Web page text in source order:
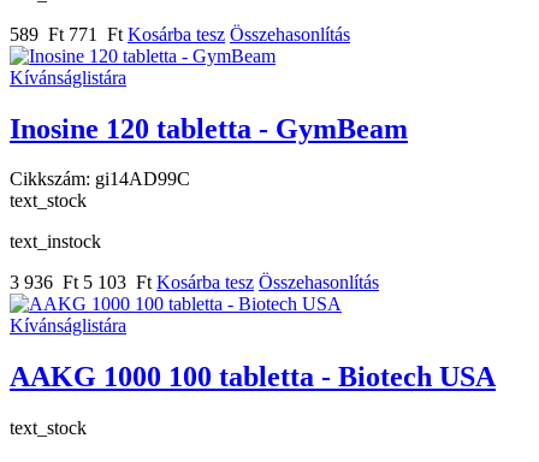
589 Ft 771 Ft Kosárba tesz Összehasonlítás
Kívánságlistára
Inosine 120 tabletta - GymBeam
Cikkszám: gi14AD99C
text_stock
text_instock
3 936 Ft 5 103 Ft Kosárba tesz Összehasonlítás
Kívánságlistára
AAKG 1000 100 tabletta - Biotech USA
text_stock